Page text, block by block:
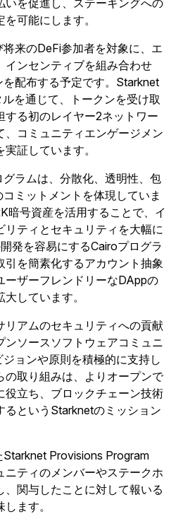
いを促進し、ステーキングへの
可能にします。
来のDeFi参加者を対象に、エ
インセンティブを組み合わせ
配布する予定です。Starknet
を通じて、トークンを受け取
する初のレイヤー2ネットワー
、コミュニティエンゲージメン
証しています。
ラムは、分散化、透明性、包
ミットメントを体現していま
暗号資産を活用することで、イ
リティとセキュリティを大幅に
発を容易にするCairoプログラ
引を簡素化するアカウント抽象
ーザーフレンドリーなDAppの
しています。
リアムのセキュリティへの貢献
ンソースソフトウェアコミュニ
ョンや原則を積極的に支持し
の取り組みは、よりオープンで
役立ち、ブロックチェーン技術
るというStarknetのミッション
Provisions Program
ニティのメンバーやステークホ
、関与したことに対して報いる
ます。